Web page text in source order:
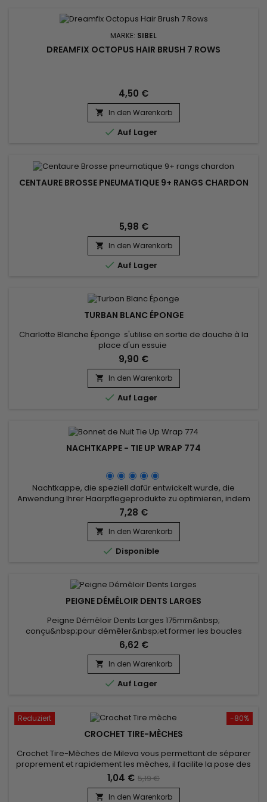
MARKE: SIBEL
DREAMFIX OCTOPUS HAIR BRUSH 7 ROWS
4,50 €
 In den Warenkorb
 Auf Lager
CENTAURE BROSSE PNEUMATIQUE 9+ RANGS CHARDON
5,98 €
 In den Warenkorb
 Auf Lager
TURBAN BLANC ÉPONGE
Charlotte Blanche Éponge s'utilise en sortie de douche à la
place d'un essuie
9,90 €
 In den Warenkorb
 Auf Lager
NACHTKAPPE - TIE UP WRAP 774
Nachtkappe, die speziell dafür entwickelt wurde, die
Anwendung Ihrer Haarpflegeprodukte zu optimieren, indem
sie deren Wirksamkeit für bessere Ergebnisse
verbessert.&nbsp; Es ermöglicht Ihnen, Haarausfall
vorzubeugen, Ihre Frisur bestmöglich zu erhalten und so die
Gesundheit Ihrer Haare zu verbessern.
7,28 €
 In den Warenkorb
 Disponible
PEIGNE DÉMÊLOIR DENTS LARGES
Peigne Démêloir Dents Larges 175mm&nbsp;
conçu&nbsp;pour démêler&nbsp;et former les boucles
indisciplinées
6,62 €
 In den Warenkorb
 Auf Lager
-80%
Reduziert
CROCHET TIRE-MÈCHES
Crochet Tire-Mèches de Mileva vous permettant de séparer
proprement et rapidement les mèches, il facilite la pose des
extensions et une prise de main rapide et simple !
1,04 € 5,19 €
 In den Warenkorb